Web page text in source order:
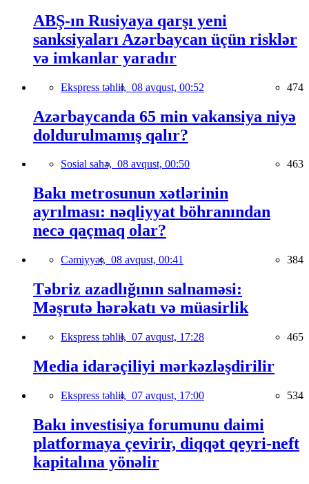
ABŞ-ın Rusiyaya qarşı yeni
sanksiyaları Azərbaycan üçün risklər
və imkanlar yaradır
Ekspress təhlil, 08 avqust, 00:52 474
Azərbaycanda 65 min vakansiya niyə
doldurulmamış qalır?
Sosial sahə, 08 avqust, 00:50 463
Bakı metrosunun xətlərinin
ayrılması: nəqliyyat böhranından
necə qaçmaq olar?
Cəmiyyət, 08 avqust, 00:41 384
Təbriz azadlığının salnaməsi:
Məşrutə hərəkatı və müasirlik
Ekspress təhlil, 07 avqust, 17:28 465
Media idarəçiliyi mərkəzləşdirilir
Ekspress təhlil, 07 avqust, 17:00 534
Bakı investisiya forumunu daimi
platformaya çevirir, diqqət qeyri-neft
kapitalına yönəlir